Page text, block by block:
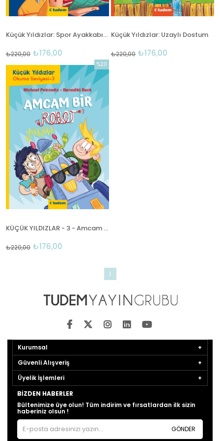
Küçük Yıldızlar: Spor Ayakkabıda Kungfu
₺176,00
₺220,00
Küçük Yıldızlar: Uzaylı Dostum
₺176,00
₺220,00
KÜÇÜK YILDIZLAR - 3 - Amcam Bir Robot
₺176,00
₺220,00
%20
İndirim
%20İndirim
1
Kurumsal
Güvenli Alışveriş
Üyelik İşlemleri
BIZDEN HABERLER
Bültenimize üye olun! Tüm indirim ve fırsatlardan ilk sizin
haberiniz olsun !
GÖNDER